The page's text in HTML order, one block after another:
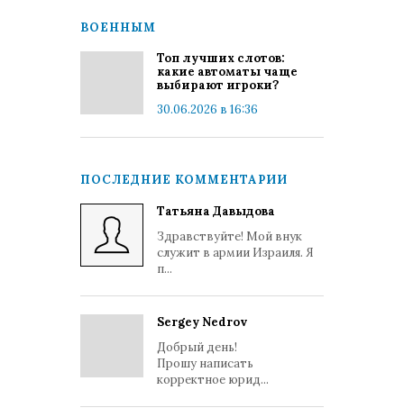
ВОЕННЫМ
Топ лучших слотов:
какие автоматы чаще
выбирают игроки?
30.06.2026 в 16:36
ПОСЛЕДНИЕ КОММЕНТАРИИ
Татьяна Давыдова
Здравствуйте! Мой внук
служит в армии Израиля. Я
п...
Sergey Nedrov
Добрый день!
Прошу написать
корректное юрид...